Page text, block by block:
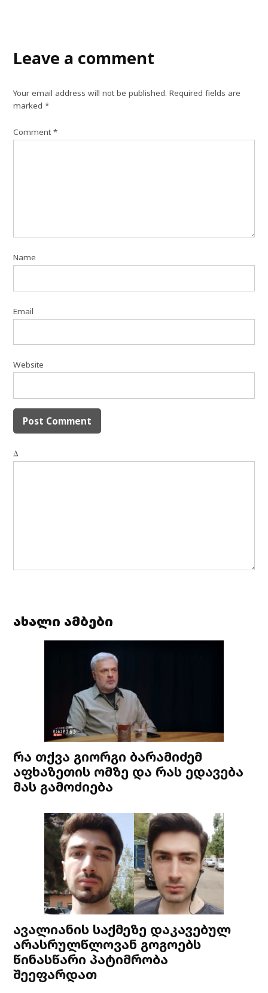
Leave a comment
Your email address will not be published. Required fields are
marked*
Comment*
Name
Email
Website
Δ
ახალი ამბები
რა თქვა გიორგი ბარამიძემ
აფხაზეთის ომზე და რას ედავება
მას გამოძიება
ავალიანის საქმეზე დაკავებულ
არასრულწლოვან გოგოებს
წინასწარი პატიმრობა
შეეფარდათ